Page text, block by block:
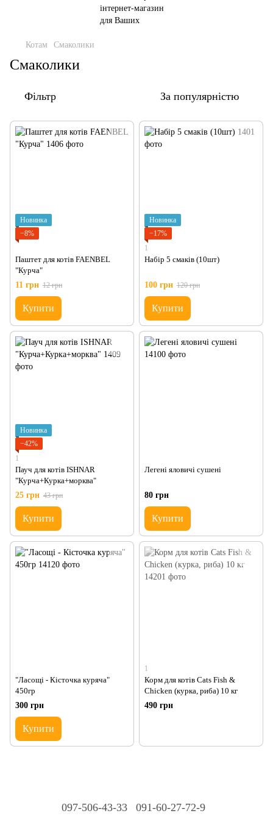
Котам Смаколики
Смаколики
Фільтр За популярністю
Новинка
−8%
Паштет для котів FAENBEL
"Курча"
11 грн 12 грн
Купити
Новинка
−17%
1
Набір 5 смаків (10шт)
100 грн 120 грн
Купити
Новинка
−42%
1
Пауч для котів ISHNAR
"Курча+Курка+морква"
25 грн 43 грн
Купити
Легені яловичі сушені
80 грн
Купити
"Ласощі - Кісточка куряча"
450гр
300 грн
Купити
1
Корм для котів Cats Fish &
Chicken (курка, риба) 10 кг
490 грн
097-506-43-33 091-60-27-72-9